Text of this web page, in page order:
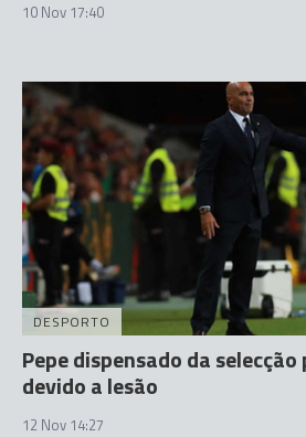
10 Nov 17:40
DESPORTO
Pepe dispensado da
devido a lesão
12 Nov 14:27